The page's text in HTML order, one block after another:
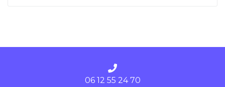
06 12 55 24 70